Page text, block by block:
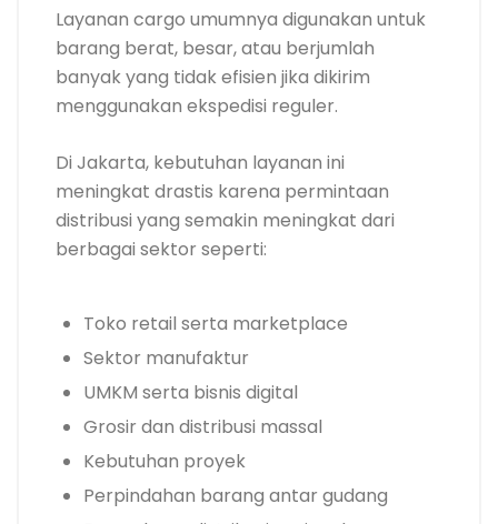
Layanan cargo umumnya digunakan untuk
barang berat, besar, atau berjumlah
banyak yang tidak efisien jika dikirim
menggunakan ekspedisi reguler.
Di Jakarta, kebutuhan layanan ini
meningkat drastis karena permintaan
distribusi yang semakin meningkat dari
berbagai sektor seperti:
Toko retail serta marketplace
Sektor manufaktur
UMKM serta bisnis digital
Grosir dan distribusi massal
Kebutuhan proyek
Perpindahan barang antar gudang